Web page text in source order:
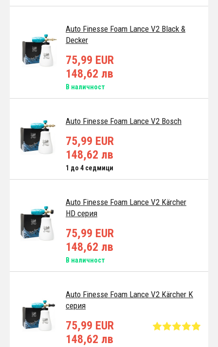
Auto Finesse Foam Lance V2 Black &
Decker
75,99 EUR
148,62 лв
В наличност
Auto Finesse Foam Lance V2 Bosch
75,99 EUR
148,62 лв
1 до 4 седмици
Auto Finesse Foam Lance V2 Kärcher
HD серия
75,99 EUR
148,62 лв
В наличност
Auto Finesse Foam Lance V2 Kärcher K
серия
75,99 EUR
148,62 лв